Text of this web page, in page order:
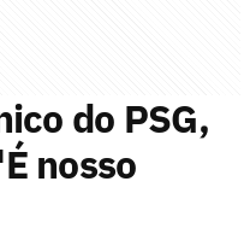
do PSG,
nosso